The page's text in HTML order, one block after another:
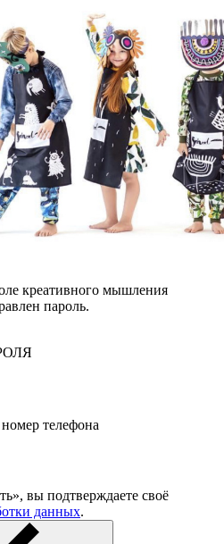
креативного мышления
пароль.
телефона
вы подтверждаете своё
данных.